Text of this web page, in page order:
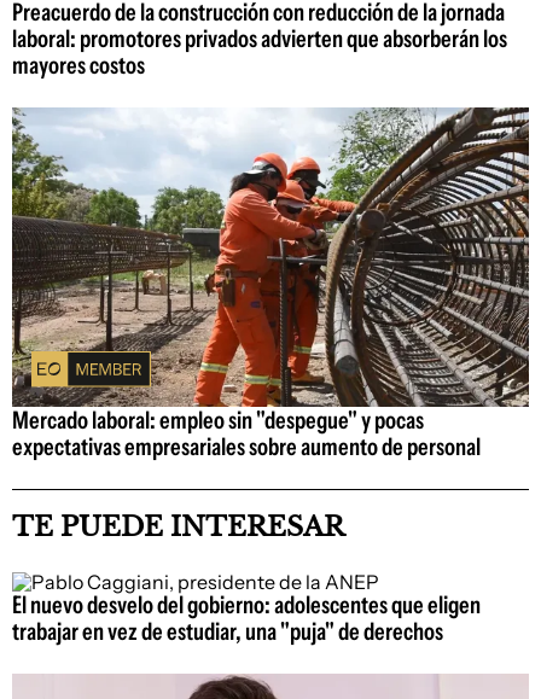
Preacuerdo de la construcción con reducción de la jornada
laboral: promotores privados advierten que absorberán los
mayores costos
Mercado laboral: empleo sin "despegue" y pocas
expectativas empresariales sobre aumento de personal
TE PUEDE INTERESAR
El nuevo desvelo del gobierno: adolescentes que eligen
trabajar en vez de estudiar, una "puja" de derechos